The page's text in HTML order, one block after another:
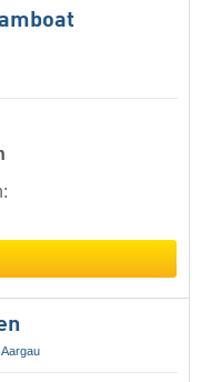
Aargau